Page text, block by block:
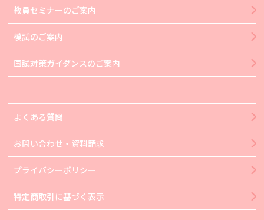
教員セミナーのご案内
模試のご案内
国試対策ガイダンスのご案内
よくある質問
お問い合わせ・資料請求
プライバシーポリシー
特定商取引に基づく表示